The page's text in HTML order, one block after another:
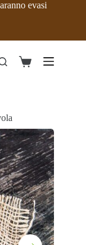
evasi
Carrello